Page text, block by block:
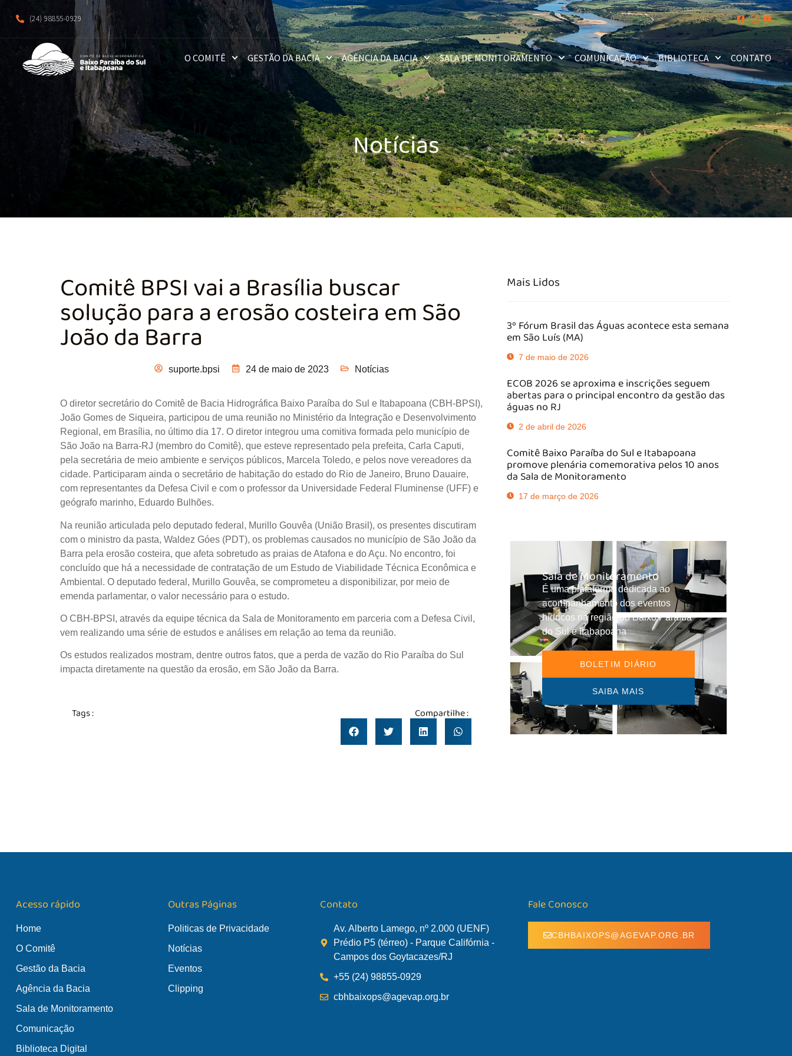
(24) 98855-0929
O COMITÊ GESTÃO DA BACIA AGÊNCIA DA BACIA SALA DE MONITORAMENTO COMUNICAÇÃO BIBLIOTECA CONTATO
Notícias
Comitê BPSI vai a Brasília buscar
solução para a erosão costeira em São
João da Barra
suporte.bpsi 24 de maio de 2023 Notícias
O diretor secretário do Comitê de Bacia Hidrográfica Baixo Paraíba do Sul e Itabapoana (CBH-BPSI),
João Gomes de Siqueira, participou de uma reunião no Ministério da Integração e Desenvolvimento
Regional, em Brasília, no último dia 17. O diretor integrou uma comitiva formada pelo município de
São João na Barra-RJ (membro do Comitê), que esteve representado pela prefeita, Carla Caputi,
pela secretária de meio ambiente e serviços públicos, Marcela Toledo, e pelos nove vereadores da
cidade. Participaram ainda o secretário de habitação do estado do Rio de Janeiro, Bruno Dauaire,
com representantes da Defesa Civil e com o professor da Universidade Federal Fluminense (UFF) e
geógrafo marinho, Eduardo Bulhões.
Na reunião articulada pelo deputado federal, Murillo Gouvêa (União Brasil), os presentes discutiram
com o ministro da pasta, Waldez Góes (PDT), os problemas causados no município de São João da
Barra pela erosão costeira, que afeta sobretudo as praias de Atafona e do Açu. No encontro, foi
concluído que há a necessidade de contratação de um Estudo de Viabilidade Técnica Econômica e
Ambiental. O deputado federal, Murillo Gouvêa, se comprometeu a disponibilizar, por meio de
emenda parlamentar, o valor necessário para o estudo.
O CBH-BPSI, através da equipe técnica da Sala de Monitoramento em parceria com a Defesa Civil,
vem realizando uma série de estudos e análises em relação ao tema da reunião.
Os estudos realizados mostram, dentre outros fatos, que a perda de vazão do Rio Paraíba do Sul
impacta diretamente na questão da erosão, em São João da Barra.
Tags : Compartilhe :
Mais Lidos
3º Fórum Brasil das Águas acontece esta semana
em São Luís (MA)
7 de maio de 2026
ECOB 2026 se aproxima e inscrições seguem
abertas para o principal encontro da gestão das
águas no RJ
2 de abril de 2026
Comitê Baixo Paraíba do Sul e Itabapoana
promove plenária comemorativa pelos 10 anos
da Sala de Monitoramento
17 de março de 2026
Sala de Monitoramento
É uma plataforma dedicada ao
acompanhamento dos eventos
hídricos na região do Baixo Paraíba
do Sul e Itabapoana
BOLETIM DIÁRIO
SAIBA MAIS
Acesso rápido
Home
O Comitê
Gestão da Bacia
Agência da Bacia
Sala de Monitoramento
Comunicação
Biblioteca Digital
Outras Páginas
Politicas de Privacidade
Notícias
Eventos
Clipping
Contato
Av. Alberto Lamego, nº 2.000 (UENF)
Prédio P5 (térreo) - Parque Califórnia -
Campos dos Goytacazes/RJ
+55 (24) 98855-0929
cbhbaixops@agevap.org.br
Fale Conosco
CBHBAIXOPS@AGEVAP.ORG.BR